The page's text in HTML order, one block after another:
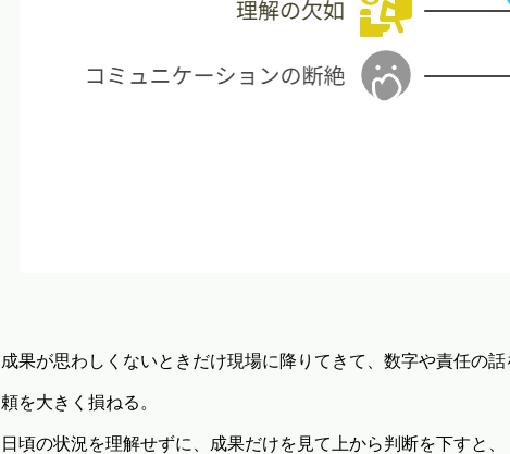
成果が思わしくないときだけ現場に降りてきて、数字や責任の
頼を大きく損ねる。
日頃の状況を理解せずに、成果だけを見て上から判断を下すと